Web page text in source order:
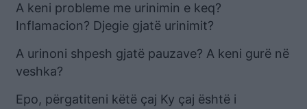
A keni probleme me urinimin e keq?
Inflamacion? Djegie gjatë urinimit?
A urinoni shpesh gjatë pauzave? A keni gurë në
veshka?
Epo, përgatiteni këtë çaj Ky çaj është i